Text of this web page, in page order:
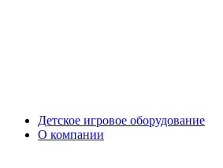
Детское игровое оборудование
О компании